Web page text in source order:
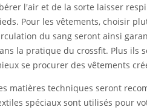
l'air et de la sorte laisser
Pour les vêtements, choisir
du sang seront ainsi
la pratique du crossfit. Plus ils
se procurer des vêtements
matières techniques seront
spéciaux sont utilisés pour